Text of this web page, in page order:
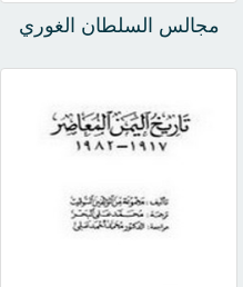
مجالس السلطان الغوري